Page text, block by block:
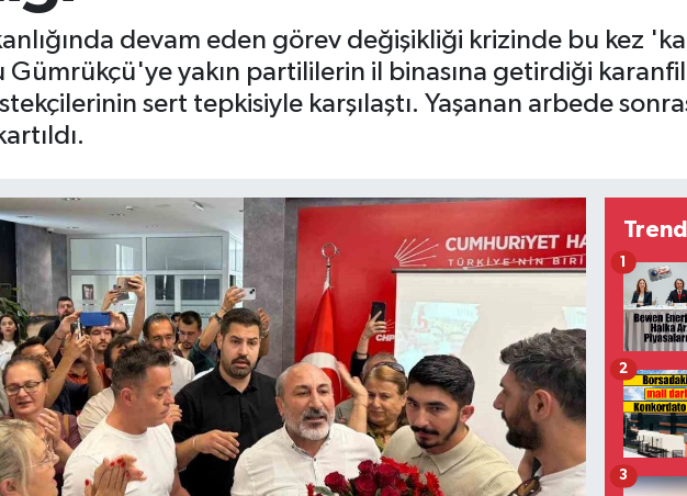
devam eden görev değişikliği krizinde bu kez
Gümrükçü'ye yakın partililerin il binasına getirdiği
sert tepkisiyle karşılaştı. Yaşanan arbede
1
2
3